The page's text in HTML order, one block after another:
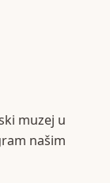
muzej u
našim